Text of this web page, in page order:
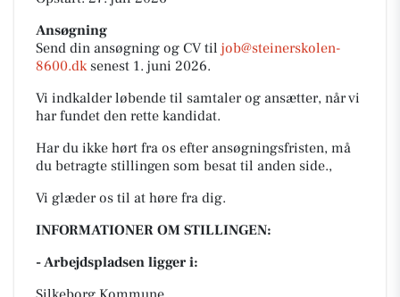
Ansøgning
Send din ansøgning og CV til job@steinerskolen-
8600.dksenest 1. juni 2026.
Vi indkalder løbende til samtaler og ansætter, når vi
har fundet den rette kandidat.
Har du ikke hørt fra os efter ansøgningsfristen, må
du betragte stillingen som besat til anden side.,
Vi glæder os til at høre fra dig.
INFORMATIONER OM STILLINGEN:
- Arbejdspladsen ligger i: